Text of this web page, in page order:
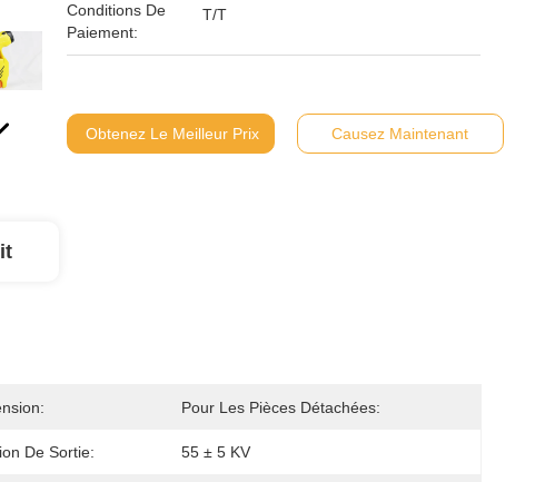
Conditions De
Paiement:
T/T
Obtenez Le Meilleur Prix Causez Maintenant
Pour Les Pièces Détachées:
De Sortie: 55 ± 5 KV